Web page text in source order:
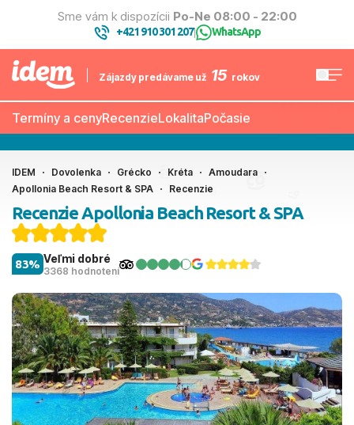
Sme vám k dispozícii Po-Ne 08:00 - 22:00
+421 910 301 207| WhatsApp
Zájazdy predávame už 15 rokov
Termíny a cenyRecenzieLokalitaPočasie
IDEM Dovolenka Grécko Kréta
Amoudara
Apollonia Beach Resort & SPA
Recenzie
Recenzie Apollonia Beach Resort & SPA
Veľmi dobré
3368 hodnotení
83%